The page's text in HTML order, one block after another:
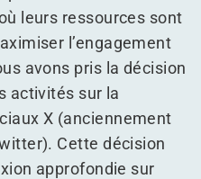
leurs ressources sont
l’engagement
avons pris la décision
activités sur la
X (anciennement
Cette décision
approfondie sur